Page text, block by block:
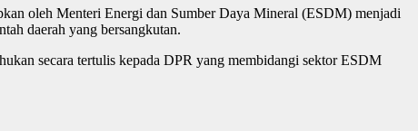
oleh Menteri Energi dan Sumber Daya Mineral (ESDM) menjadi
daerah yang bersangkutan.
secara tertulis kepada DPR yang membidangi sektor ESDM